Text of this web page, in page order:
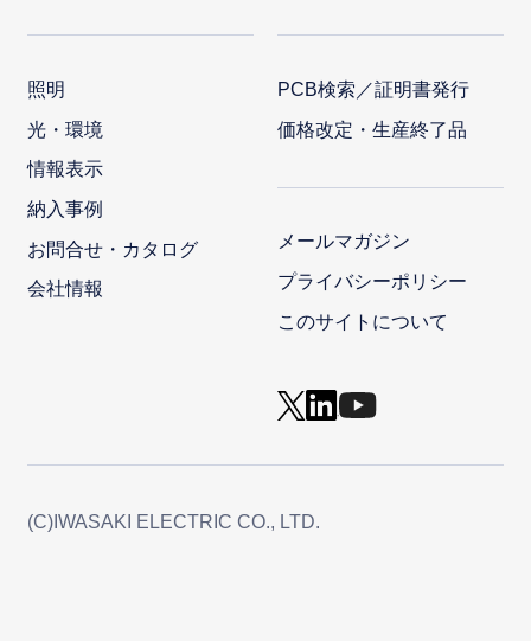
照明
光・環境
情報表示
納入事例
お問合せ・カタログ
会社情報
PCB検索／証明書発行
価格改定・生産終了品
メールマガジン
プライバシーポリシー
このサイトについて
(C)IWASAKI ELECTRIC CO., LTD.